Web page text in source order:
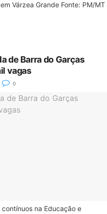
Várzea Grande Fonte: PM/MT
de Barra do Garças
vagas
0
na Educação e